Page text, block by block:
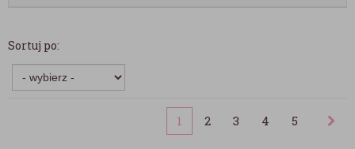
Sortuj po:
1 2 3 4 5